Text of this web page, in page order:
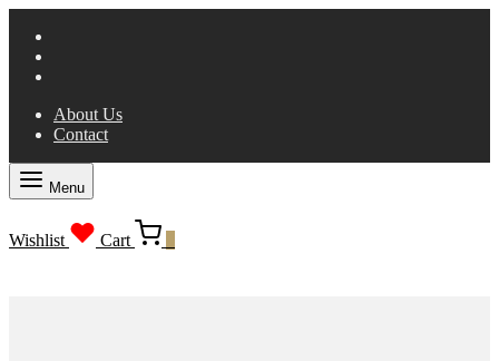
About Us
Contact
Menu
Wishlist Cart